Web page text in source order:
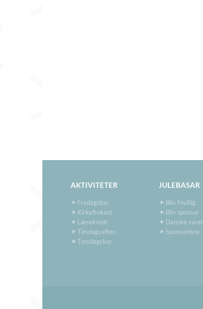
AKTIVITETER
Fredagsbar
Kirkefrokost
Læsekreds
Tirsdagsaften
Torsdagskor
JULEBASAR
Bliv frivillig
Bliv sponsor
Danske varer
Sponsorliste